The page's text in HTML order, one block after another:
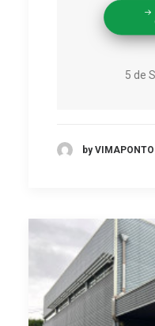
5 de
by VIMAPONTO